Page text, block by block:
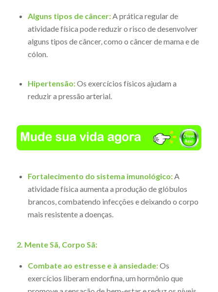
Alguns tipos de câncer:A prática regular de
atividade física pode reduzir o risco de desenvolver
alguns tipos de câncer, como o câncer de mama e de
cólon.
Hipertensão:Os exercícios físicos ajudam a
reduzir a pressão arterial.
Fortalecimento do sistema imunológico:A
atividade física aumenta a produção de glóbulos
brancos, combatendo infecções e deixando o corpo
mais resistente a doenças.
2. Mente Sã, Corpo Sã:
Combate ao estresse e à ansiedade:Os
exercícios liberam endorfina, um hormônio que